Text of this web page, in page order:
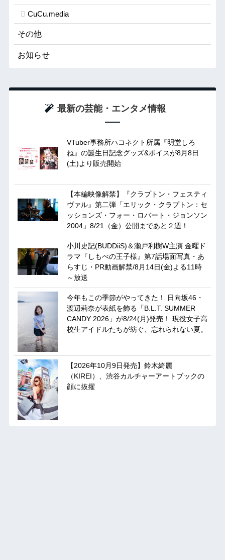
CuCu.media
その他
お知らせ
最新の芸能・エンタメ情報
VTuber事務所ハコネクト所属『明堂しろ
ね』の誕生日記念グッズ&ボイスが8月8日
(土)より販売開始
【本編映像解禁】『クラプトン・フェスティ
ヴァル』第二弾「エリック・クラプトン：セ
ッションズ・フォー・ロバート・ジョンソン
2004」8/21（金）公開まであと２週！
小川史記(BUDDiiS)＆瀬戸利樹W主演 金曜ド
ラマ『しもべの王子様』第7話場面写真・あ
らすじ・PR動画解禁/8月14日(金)よる11時
～放送
今年もこの季節がやってきた！ 日向坂46・
渡辺莉奈が表紙を飾る「B.L.T. SUMMER
CANDY 2026」が8/24(月)発売！ 現役女子高
校生アイドルたちが紡ぐ、忘れられない夏。
【2026年10月9日発売】鈴木綺麗
（KIREI）、渋谷カルチャーアートブックの
顔に抜擢